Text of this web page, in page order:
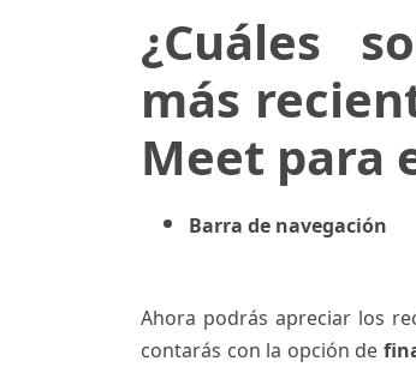
¿Cuáles
más
Meet para
Barra de navegación
Ahora podrás apreciar los
contarás con la opción de